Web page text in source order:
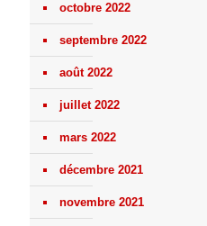
octobre 2022
septembre 2022
août 2022
juillet 2022
mars 2022
décembre 2021
novembre 2021